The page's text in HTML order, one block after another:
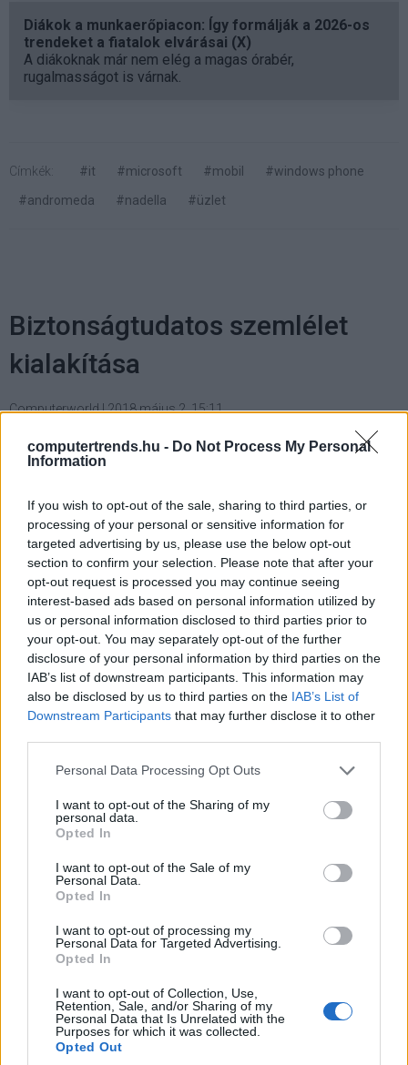
computertrends.hu - Do Not Process My Personal
Information
If you wish to opt-out of the sale, sharing to third parties, or
processing of your personal or sensitive information for
targeted advertising by us, please use the below opt-out
section to confirm your selection. Please note that after your
opt-out request is processed you may continue seeing
interest-based ads based on personal information utilized by
us or personal information disclosed to third parties prior to
your opt-out. You may separately opt-out of the further
disclosure of your personal information by third parties on the
IAB’s list of downstream participants. This information may
also be disclosed by us to third parties on the IAB’s List of
Downstream Participants that may further disclose it to other
Please note that this website/app uses one or more Google
not limited to your visit or usage behaviour. You may click to
grant or deny consent to Google and its third-party tags to
use your data for below specified purposes in below Google
consent section.
Personal Data Processing Opt Outs
I want to opt-out of the Sharing of my
personal data.
Opted In
I want to opt-out of the Sale of my
Personal Data.
Opted In
I want to opt-out of processing my
Personal Data for Targeted Advertising.
Opted In
I want to opt-out of Collection, Use,
Retention, Sale, and/or Sharing of my
Personal Data that Is Unrelated with the
Purposes for which it was collected.
Opted Out
Diákok a munkaerőpiacon: Így formálják a 2026-os
trendeket a fiatalok elvárásai (X)
A diákoknak már nem elég a magas órabér,
rugalmasságot is várnak.
Címkék: #it #microsoft #mobil
#windows phone
#andromeda
#nadella #üzlet
Biztonságtudatos szemlélet
kialakítása
Computerworld|2018 május 2. 15:11
A hatékony biztonsági tréningek élvezik a
felsővezetés és a vállalati részlegek
támogatását, relevánsak, informatívak,
többféle eszközt használnak, és mérik a
sikerességet.
Mindig is fontosnak tartották a biztonságért felelős
vezetők a hatékony kibervédelmet támogató biztonsági
kultúra kialakítását. Ha ugyanis az alkalmazottak
nincsenek tisztában cselekedeteik következményeivel, s
könnyelműen kezelik a rájuk bízott bizalmas adatokat és
informatikai eszközöket, a legfejlettebb technológiai
informatikai rendszereket. Szakértők szerint az utóbbi
években számottevően nőtt a biztonságtudatos
jelentősége. Az alábbiakban Ira Winkler, a CIO.com
munkatársának cikke alapján áttekintjük azokat az
elemeket, amelyekre feltétlenül szükség van a
biztonságtudatosságot felépítő program sikeréhez.
Felsővezetői támogatás
A vállalatvezetés támogatásának elnyerése több